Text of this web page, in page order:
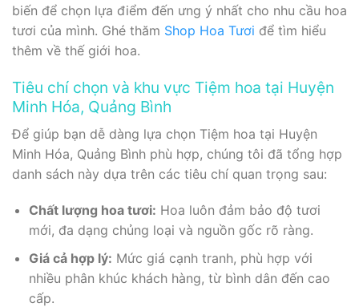
biến để chọn lựa điểm đến ưng ý nhất cho nhu cầu hoa
tươi của mình. Ghé thăm Shop Hoa Tươi để tìm hiểu
thêm về thế giới hoa.
Tiêu chí chọn và khu vực Tiệm hoa tại Huyện
Minh Hóa, Quảng Bình
Để giúp bạn dễ dàng lựa chọn Tiệm hoa tại Huyện
Minh Hóa, Quảng Bình phù hợp, chúng tôi đã tổng hợp
danh sách này dựa trên các tiêu chí quan trọng sau:
Chất lượng hoa tươi: Hoa luôn đảm bảo độ tươi
mới, đa dạng chủng loại và nguồn gốc rõ ràng.
Giá cả hợp lý: Mức giá cạnh tranh, phù hợp với
nhiều phân khúc khách hàng, từ bình dân đến cao
cấp.